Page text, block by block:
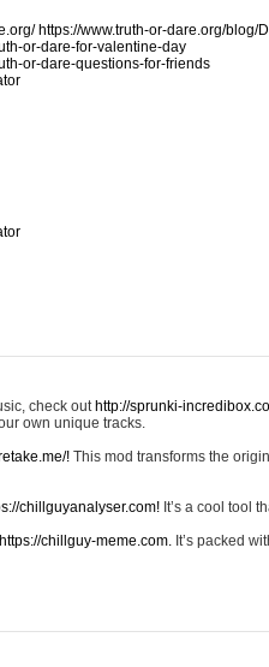
https://www.truth-or-dare.org/blog/
or-dare-for-valentine-day
or-dare-questions-for-friends
check out http://sprunki-
own unique tracks.
! This mod transforms the
chillguyanalyser.com! It’s a cool tool
https://chillguy-meme.com. It’s packed